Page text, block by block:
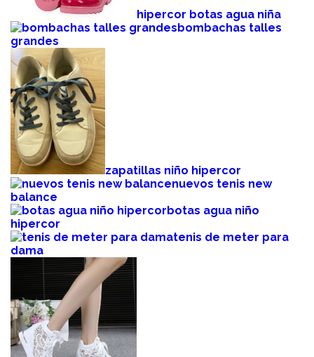
hipercor botas agua niña
bombachas talles
grandes
zapatillas niño hipercor
nuevos tenis new
balance
botas agua niño
hipercor
tenis de meter para
dama